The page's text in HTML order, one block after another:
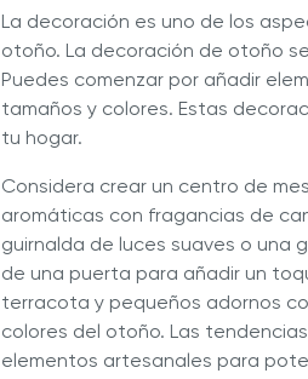
La decoración es uno de los
otoño. La decoración de otoño
Puedes comenzar por añadir
tamaños y colores. Estas
tu hogar.
Considera crear un centro de
aromáticas con fragancias de
guirnalda de luces suaves o una
de una puerta para añadir un
terracota y pequeños adornos
colores del otoño. Las
elementos artesanales para